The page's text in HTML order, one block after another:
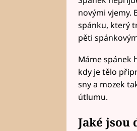
novými vjemy.
spánku, který
pěti
Máme spánek
kdy je tělo
sny a mozek
útlumu.
Jaké jsou